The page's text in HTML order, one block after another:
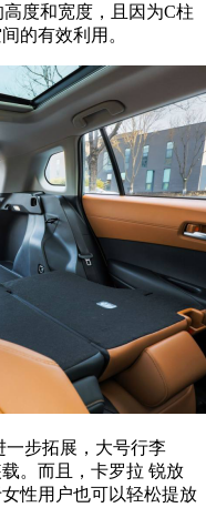
度和宽度，且因为C柱
的有效利用。
一步拓展，大号行李
。而且，卡罗拉 锐放
性用户也可以轻松提放